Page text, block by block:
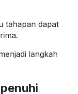
tahapan dapat
langkah